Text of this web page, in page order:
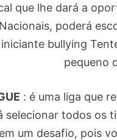
que lhe dará a
poderá
bullying
pequeno
: é uma liga que
selecionar todos os
um desafio, pois